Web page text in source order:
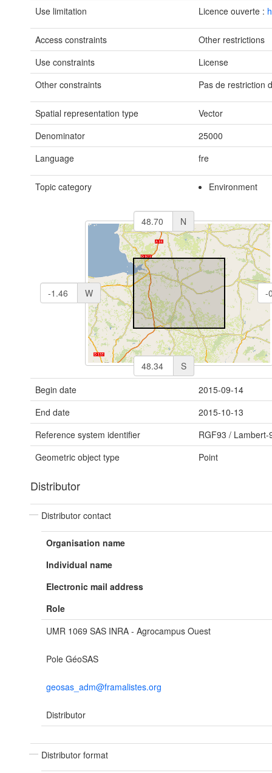
Use limitation Licence ouverte :
Access constraints
Other restrictions
Use constraints
License
Other constraints
Pas de restriction
Spatial representation type
Vector
Denominator
25000
Language
fre
Topic category Environment
N
S
W
Begin date
2015-09-14
End date
2015-10-13
Reference system identifier
RGF93 /
Geometric object type
Point
Distributor
Distributor contact
Organisation name
Individual name
Electronic mail address
Role
UMR 1069 SAS INRA - Agrocampus Ouest
Pole GéoSAS
geosas_adm@framalistes.org
Distributor
Distributor format